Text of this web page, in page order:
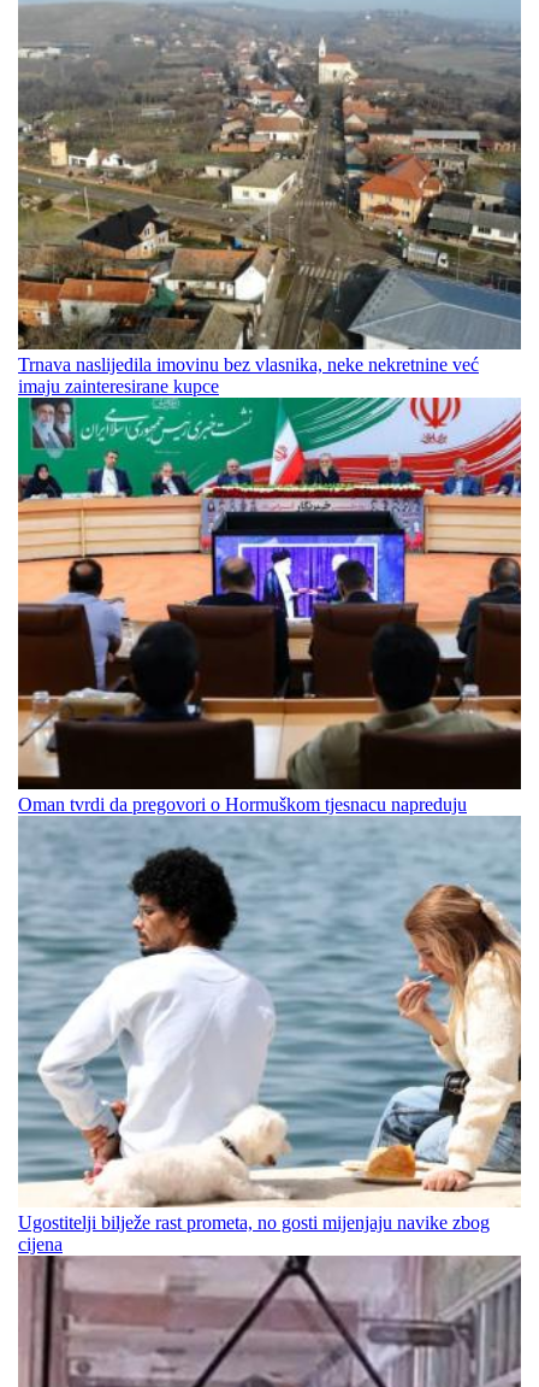
Trnava naslijedila imovinu bez vlasnika, neke nekretnine već
imaju zainteresirane kupce
Oman tvrdi da pregovori o Hormuškom tjesnacu napreduju
Ugostitelji bilježe rast prometa, no gosti mijenjaju navike zbog
cijena